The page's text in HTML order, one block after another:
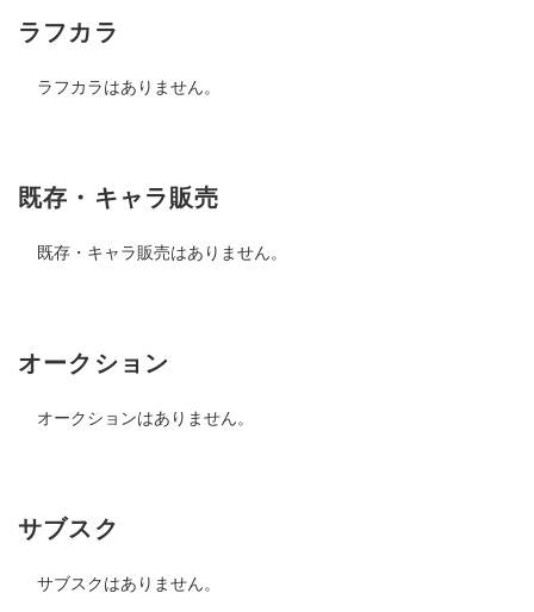
ラフカラ
ラフカラはありません。
既存・キャラ販売
既存・キャラ販売はありません。
オークション
オークションはありません。
サブスク
サブスクはありません。